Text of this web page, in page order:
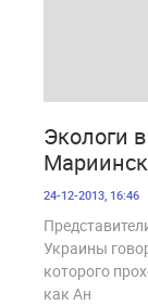
Экологи
24-12-2013, 16:46
Украины
которого
как Ан